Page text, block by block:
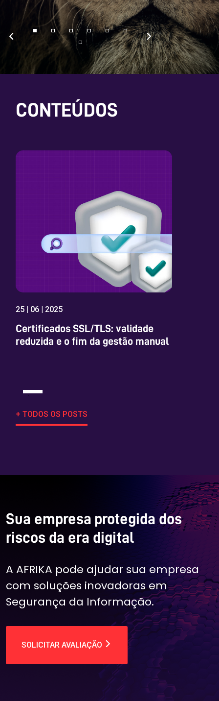
CONTEÚDOS
25 | 06 | 2025
Certificados SSL/TLS: validade
reduzida e o fim da gestão manual
+ TODOS OS POSTS
Sua empresa protegida dos
riscos da era digital
A AFRIKA pode ajudar sua empresa
com soluções inovadoras em
Segurança da Informação.
SOLICITAR AVALIAÇÃO